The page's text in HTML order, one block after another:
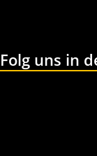
Folg uns in